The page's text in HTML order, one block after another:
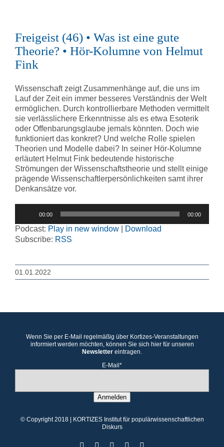
Freigeist (46) • Was ist eine gute
Theorie? • Hör-Kolumne von Helmut
Fink
Wissenschaft zeigt Zusammenhänge auf, die uns im
Lauf der Zeit ein immer besseres Verständnis der Welt
ermöglichen. Durch kontrollierbare Methoden vermittelt
sie verlässlichere Erkenntnisse als es etwa Esoterik
oder Offenbarungsglaube jemals könnten. Doch wie
funktioniert das konkret? Und welche Rolle spielen
Theorien und Modelle dabei? In seiner Hör-Kolumne
erläutert Helmut Fink bedeutende historische
Strömungen der Wissenschaftstheorie und stellt einige
prägende Wissenschaftlerpersönlichkeiten samt ihrer
Denkansätze vor.
00:00 00:00
Podcast: Play in new window
Download
Subscribe: RSS
01.01.2022
Wenn Sie per E-Mail regelmäßig über Kortizes-Veranstaltungen
informiert werden möchten, können Sie sich hier für unseren
Newsletter eintragen.
E-Mail*
Anmelden
© Copyright 2018 | KORTIZES Institut für populärwissenschaftlichen
Diskurs
Facebook InstagramYouTube